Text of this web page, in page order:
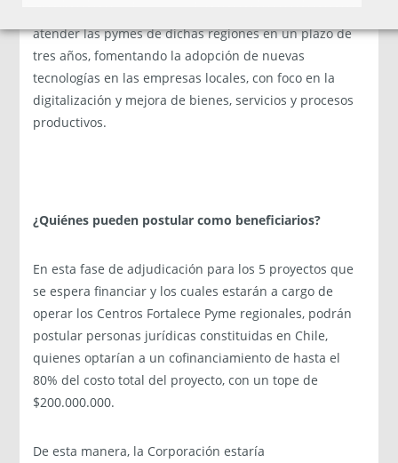
atender las pymes de dichas regiones en un plazo de
tres años, fomentando la adopción de nuevas
tecnologías en las empresas locales, con foco en la
digitalización y mejora de bienes, servicios y procesos
productivos.
¿Quiénes pueden postular como beneficiarios?
En esta fase de adjudicación para los 5 proyectos que
se espera financiar y los cuales estarán a cargo de
operar los Centros Fortalece Pyme regionales, podrán
postular personas jurídicas constituidas en Chile,
quienes optarían a un cofinanciamiento de hasta el
80% del costo total del proyecto, con un tope de
$200.000.000.
De esta manera, la Corporación estaría